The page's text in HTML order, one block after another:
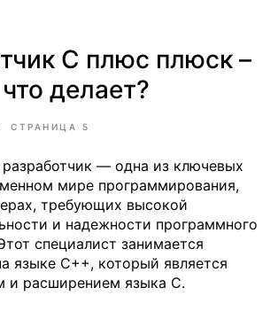
C плюс плюск –
делает?
СТРАНИЦА 5
— одна из ключевых
мире программирования,
требующих высокой
и надежности программного
специалист занимается
языке C++, который является
и расширением языка C.